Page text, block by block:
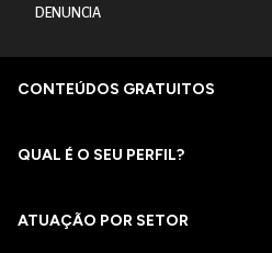
DENUNCIA
CONTEÚDOS GRATUITOS
QUAL É O SEU PERFIL?
ATUAÇÃO POR SETOR